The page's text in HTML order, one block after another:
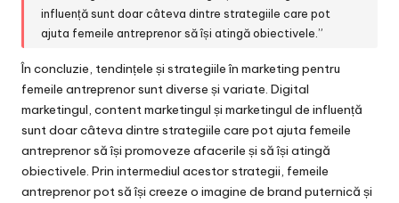
influență sunt doar câteva dintre strategiile care pot
ajuta femeile antreprenor să își atingă obiectivele.”
În concluzie, tendințele și strategiile în marketing pentru
femeile antreprenor sunt diverse și variate. Digital
marketingul, content marketingul și marketingul de influență
sunt doar câteva dintre strategiile care pot ajuta femeile
antreprenor să își promoveze afacerile și să își atingă
obiectivele. Prin intermediul acestor strategii, femeile
antreprenor pot să își creeze o imagine de brand puternică și